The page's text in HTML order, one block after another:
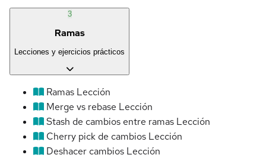
3
Ramas
Lecciones y ejercicios prácticos
Ramas Lección
Merge vs rebase Lección
Stash de cambios entre ramas Lección
Cherry pick de cambios Lección
Deshacer cambios Lección